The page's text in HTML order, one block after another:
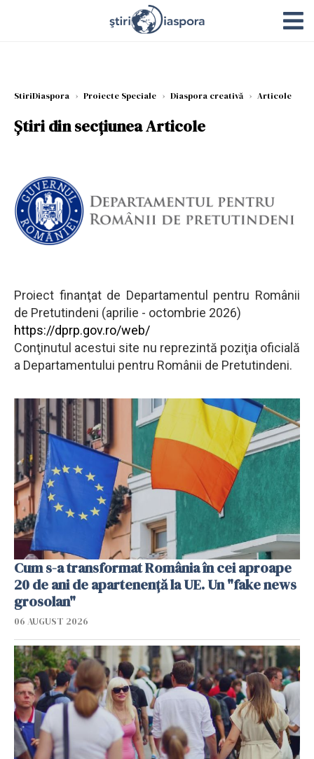
StiriDiaspora › Proiecte Speciale › Diaspora creativă › Articole
Știri din secțiunea Articole
Proiect finanţat de Departamentul pentru Românii
de Pretutindeni (aprilie - octombrie 2026)
https://dprp.gov.ro/web/
Conţinutul acestui site nu reprezintă poziţia oficială
a Departamentului pentru Românii de Pretutindeni.
Cum s-a transformat România în cei aproape
20 de ani de apartenență la UE. Un "fake news
grosolan"
06 AUGUST 2026